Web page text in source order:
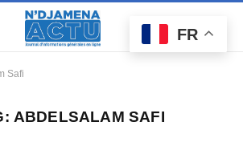
Safi
ABDELSALAM SAFI
FR